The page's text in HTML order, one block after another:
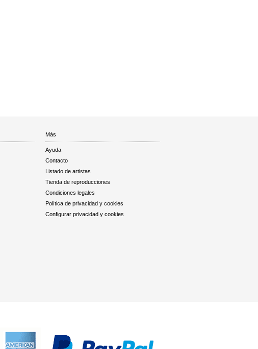
Más
Ayuda
Contacto
Listado de artistas
Tienda de reproducciones
Condiciones legales
Política de privacidad y cookies
Configurar privacidad y cookies